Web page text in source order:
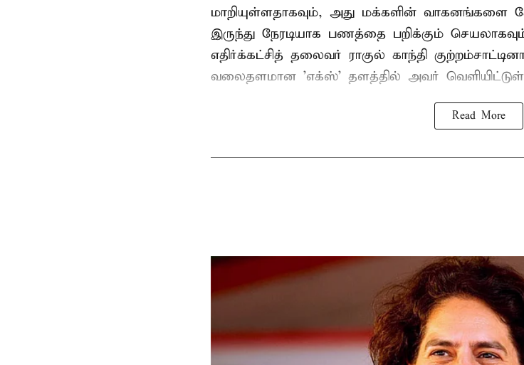
மாறியுள்ளதாகவும், அது மக்களின் வாகனங்களை
இருந்து நேரடியாக பணத்தை பறிக்கும்
எதிர்க்கட்சித் தலைவர் ராகுல் காந்தி
வலைதளமான 'எக்ஸ்' தளத்தில் அவர் வெளியிட்டுள்ள
Read More